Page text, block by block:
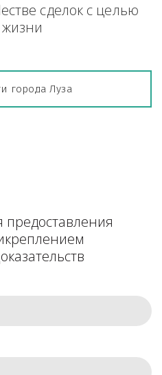
сделок с целью
города Луза
предоставления